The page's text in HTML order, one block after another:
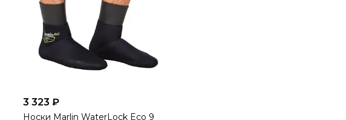
3 323 ₽
Носки Marlin WaterLock Eco 9